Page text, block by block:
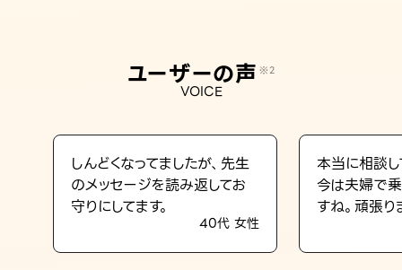
LINE占いを開く
ユーザーの声 ※2
VOICE
しんどくなってましたが、先生
のメッセージを読み返してお
守りにしてます。
40代 女性
本当に相談し
今は夫婦で
すね。頑張り